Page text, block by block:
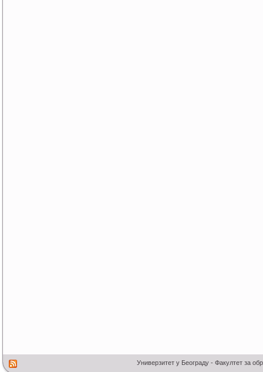
Универзитет у Београду - Факултет за